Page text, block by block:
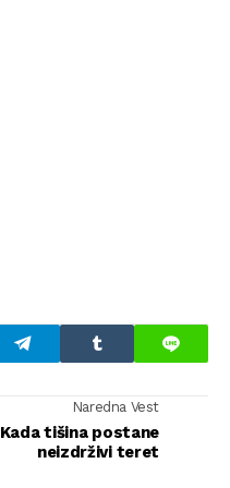
Naredna Vest
Kada tišina postane
neizdrživi teret